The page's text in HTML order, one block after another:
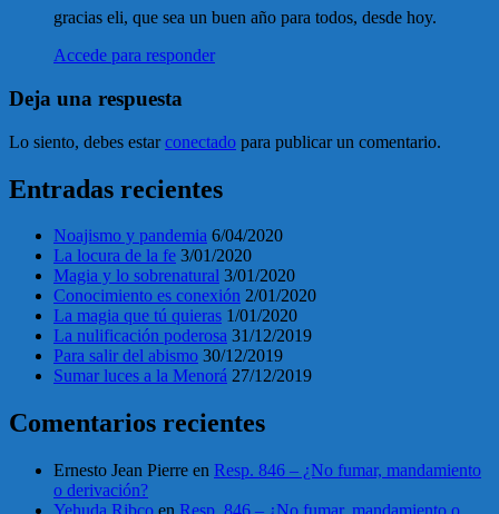
gracias eli, que sea un buen año para todos, desde hoy.
Accede para responder
Deja una respuesta
Lo siento, debes estarconectado para publicar un comentario.
Entradas recientes
Noajismo y pandemia 6/04/2020
La locura de la fe 3/01/2020
Magia y lo sobrenatural 3/01/2020
Conocimiento es conexión 2/01/2020
La magia que tú quieras 1/01/2020
La nulificación poderosa 31/12/2019
Para salir del abismo 30/12/2019
Sumar luces a la Menorá 27/12/2019
Comentarios recientes
Ernesto Jean Pierre en Resp. 846 – ¿No fumar, mandamiento
o derivación?